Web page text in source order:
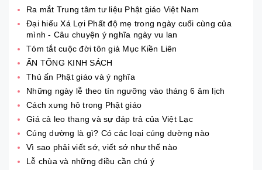
Ra mắt Trung tâm tư liệu Phật giáo Việt Nam
Đại hiếu Xá Lợi Phất độ mẹ trong ngày cuối cùng của
mình - Câu chuyện ý nghĩa ngày vu lan
Tóm tắt cuộc đời tôn giả Mục Kiền Liên
ẤN TỐNG KINH SÁCH
Thủ ấn Phật giáo và ý nghĩa
Những ngày lễ theo tín ngưỡng vào tháng 6 âm lịch
Cách xưng hô trong Phật giáo
Giá cả leo thang và sự đáp trả của Việt Lạc
Cúng dường là gì? Có các loại cúng dường nào
Vì sao phải viết sớ, viết sớ như thế nào
Lễ chùa và những điều cần chú ý